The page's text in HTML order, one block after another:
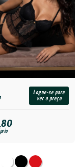
Logue-se para
ver o preço